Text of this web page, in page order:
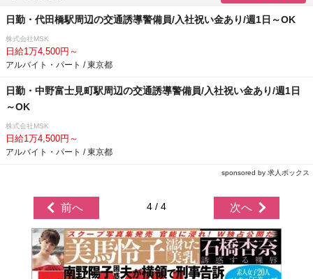
日勤・代田橋駅周辺の交通誘導警備員/入社祝い金あり/週1日～OK
株式会社MSK
日給1万4,500円～
アルバイト・パート / 東京都
日勤・中野富士見町駅周辺の交通誘導警備員/入社祝い金あり/週1日
～OK
株式会社MSK
日給1万4,500円～
アルバイト・パート / 東京都
sponsored by 求人ボックス
前へ 4 / 4 次へ